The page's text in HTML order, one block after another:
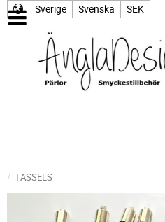
Sverige Svenska SEK
TASSELS